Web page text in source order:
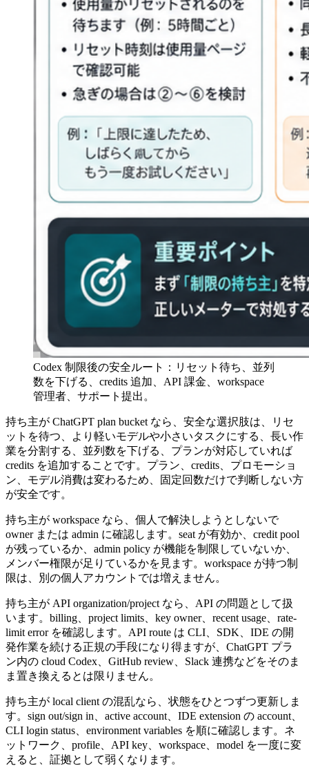
Codex 制限後の安全ルート：リセット待ち、並列
数を下げる、credits 追加、API 課金、workspace
管理者、サポート提出。
持ち主が ChatGPT plan bucket なら、安全な選択肢は、リセ
ットを待つ、より軽いモデルや小さいタスクにする、長い作
業を分割する、並列数を下げる、プランが対応していれば
credits を追加することです。プラン、credits、プロモーショ
ン、モデル消費は変わるため、固定回数だけで判断しない方
が安全です。
持ち主が workspace なら、個人で解決しようとしないで
owner または admin に確認します。seat が有効か、credit pool
が残っているか、admin policy が機能を制限していないか、
メンバー権限が足りているかを見ます。workspace が持つ制
限は、別の個人アカウントでは増えません。
持ち主が API organization/project なら、API の問題として扱
います。billing、project limits、key owner、recent usage、rate-
limit error を確認します。API route は CLI、SDK、IDE の開
発作業を続ける正規の手段になり得ますが、ChatGPT プラ
ン内の cloud Codex、GitHub review、Slack 連携などをそのま
ま置き換えるとは限りません。
持ち主が local client の混乱なら、状態をひとつずつ更新しま
す。sign out/sign in、active account、IDE extension の account、
CLI login status、environment variables を順に確認します。ネ
ットワーク、profile、API key、workspace、model を一度に変
えると、証拠として弱くなります。